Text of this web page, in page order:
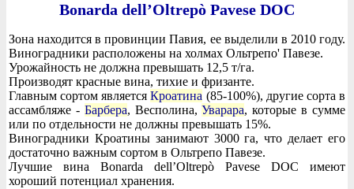
Bonarda dell’Oltrepò Pavese DOC
Зона находится в провинции Павия, ее выделили в 2010 году.
Виноградники расположены на холмах Ольтрепо' Павезе.
Урожайность не должна превышать 12,5 т/га.
Производят красные вина, тихие и фризанте.
Главным сортом являетсяКроатина (85-100%), другие сорта в
ассамбляже - Барбера, Весполина,Уварара, которые в сумме
или по отдельности не должны превышать 15%.
Виноградники Кроатины занимают 3000 га, что делает его
достаточно важным сортом в Ольтрепо Павезе.
Лучшие вина Bonarda dell’Oltrepò Pavese DOC имеют
хороший потенциал хранения.